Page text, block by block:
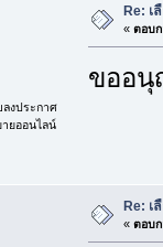
ลงประกาศ
ยออนไลน์
Re:
« ตอบก
ขออ
Re:
« ตอบก